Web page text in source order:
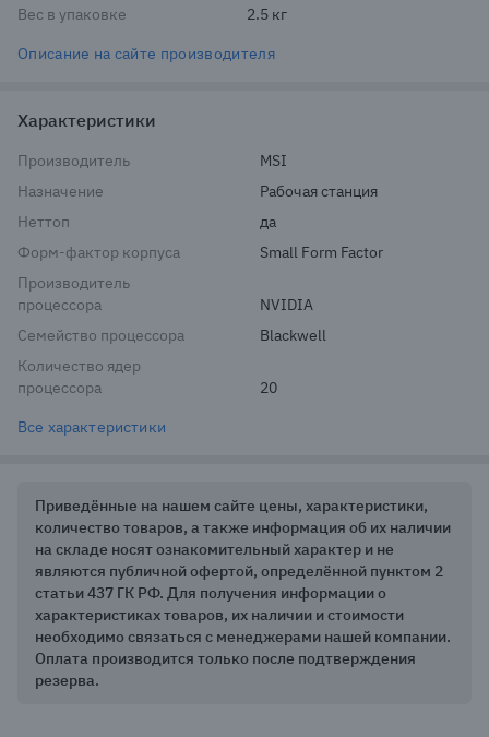
Вес в упаковке
2.5 кг
Описание на сайте производителя
Характеристики
Производитель
MSI
Назначение
Рабочая станция
Неттоп
да
Форм-фактор корпуса
Small Form Factor
Производитель
процессора
NVIDIA
Семейство процессора
Blackwell
Количество ядер
процессора
20
Все характеристики
Приведённые на нашем сайте цены, характеристики,
количество товаров, а также информация об их наличии
на складе носят ознакомительный характер и не
являются публичной офертой, определённой пунктом 2
статьи 437 ГК РФ. Для получения информации о
характеристиках товаров, их наличии и стоимости
необходимо связаться с менеджерами нашей компании.
Оплата производится только после подтверждения
резерва.